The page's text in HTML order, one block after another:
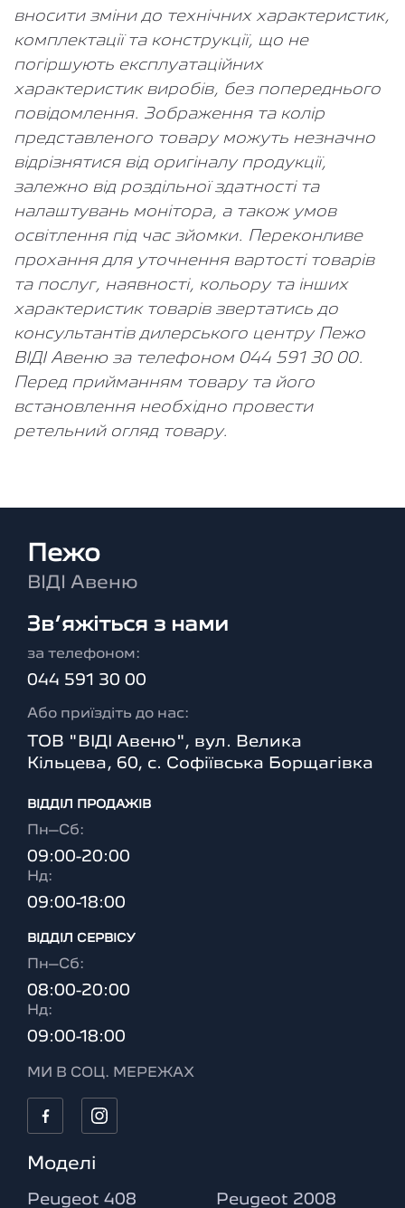
вносити зміни до технічних характеристик,
комплектації та конструкції, що не
погіршують експлуатаційних
характеристик виробів, без попереднього
повідомлення. Зображення та колір
представленого товару можуть незначно
відрізнятися від оригіналу продукції,
залежно від роздільної здатності та
налаштувань монітора, а також умов
освітлення під час зйомки. Переконливе
прохання для уточнення вартості товарів
та послуг, наявності, кольору та інших
характеристик товарів звертатись до
консультантів дилерського центру Пежо
ВІДІ Авеню за телефоном 044 591 30 00.
Перед прийманням товару та його
встановлення необхідно провести
ретельний огляд товару.
Пежо
ВІДІ Авеню
Зв’яжіться з нами
за телефоном:
044 591 30 00
Або приїздіть до нас:
ТОВ "ВІДІ Авеню", вул. Велика
Кільцева, 60, с. Софіївська Борщагівка
ВІДДІЛ ПРОДАЖІВ
Пн–Сб:
09:00-20:00
Нд:
09:00-18:00
ВІДДІЛ CЕРВІСУ
Пн–Сб:
08:00-20:00
Нд:
09:00-18:00
МИ В СОЦ. МЕРЕЖАХ
Моделі
Peugeot 408 Peugeot 2008